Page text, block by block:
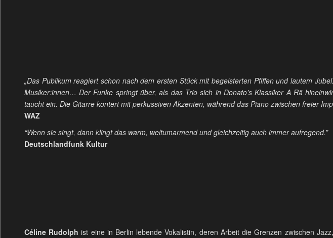
„Das Publikum reagiert schon nach dem ersten Stück mit begeisterten Pfiffen und lautem
Musiker:innen… Der Funke springt über, als das Trio sich in Donato’s Klassiker A Rã
taucht ein. Die Gitarre kontert mit perkussiven Akzenten, während das Piano zwischen freier
WAZ
“Wenn sie singt, dann klingt das warm, weltumarmend und gleichzeitig auch immer aufregend.”
Deutschlandfunk Kultur
Céline Rudolph ist eine in Berlin lebende Vokalistin, deren Arbeit die Grenzen zwischen